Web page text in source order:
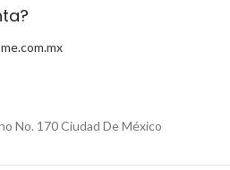
No. 170 Ciudad De México